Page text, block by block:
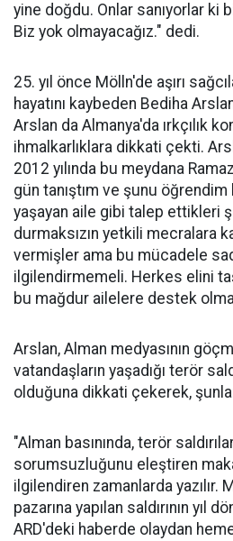
yine doğdu. Onlar sanıyorlar ki
Biz yok olmayacağız." dedi.
25. yıl önce Mölln'de aşırı
hayatını kaybeden Bediha
Arslan da Almanya'da ırkçılık
ihmalkarlıklara dikkati çekti.
2012 yılında bu meydana
gün tanıştım ve şunu öğrendim
yaşayan aile gibi talep ettikleri
durmaksızın yetkili mecralara
vermişler ama bu mücadele
ilgilendirmemeli. Herkes elini
bu mağdur ailelere destek
Arslan, Alman medyasının
vatandaşların yaşadığı terör
olduğuna dikkati çekerek,
"Alman basınında, terör
sorumsuzluğunu eleştiren
ilgilendiren zamanlarda yazılır.
pazarına yapılan saldırının yıl
ARD'deki haberde olaydan